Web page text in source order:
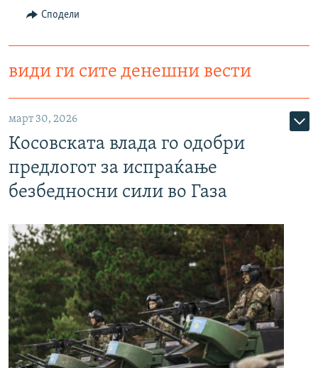
Сподели
види ги сите денешни вести
март 30, 2026
Косовската влада го одобри
предлогот за испраќање
безбедносни сили во Газа